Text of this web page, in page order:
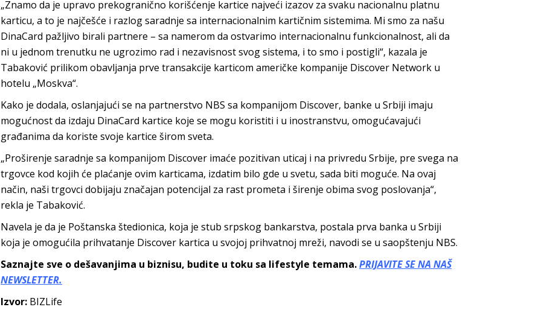
„Znamo da je upravo prekogranično korišćenje kartice najveći izazov za svaku nacionalnu platnu
karticu, a to je najčešće i razlog saradnje sa internacionalnim kartičnim sistemima. Mi smo za našu
DinaCard pažljivo birali partnere – sa namerom da ostvarimo internacionalnu funkcionalnost, ali da
ni u jednom trenutku ne ugrozimo rad i nezavisnost svog sistema, i to smo i postigli“, kazala je
Tabaković prilikom obavljanja prve transakcije karticom američke kompanije Discover Network u
hotelu „Moskva“.
Kako je dodala, oslanjajući se na partnerstvo NBS sa kompanijom Discover, banke u Srbiji imaju
mogućnost da izdaju DinaCard kartice koje se mogu koristiti i u inostranstvu, omogućavajući
građanima da koriste svoje kartice širom sveta.
„Proširenje saradnje sa kompanijom Discover imaće pozitivan uticaj i na privredu Srbije, pre svega na
trgovce kod kojih će plaćanje ovim karticama, izdatim bilo gde u svetu, sada biti moguće. Na ovaj
način, naši trgovci dobijaju značajan potencijal za rast prometa i širenje obima svog poslovanja“,
rekla je Tabaković.
Navela je da je Poštanska štedionica, koja je stub srpskog bankarstva, postala prva banka u Srbiji
koja je omogućila prihvatanje Discover kartica u svojoj prihvatnoj mreži, navodi se u saopštenju NBS.
Saznajte sve o dešavanjima u biznisu, budite u toku sa lifestyle temama.PRIJAVITE SE NA NAŠ
NEWSLETTER.
Izvor: BIZLife